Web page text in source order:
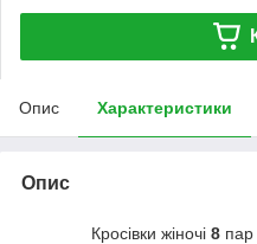
Опис Характеристики
Опис
Кросівки жіночі 8 пар